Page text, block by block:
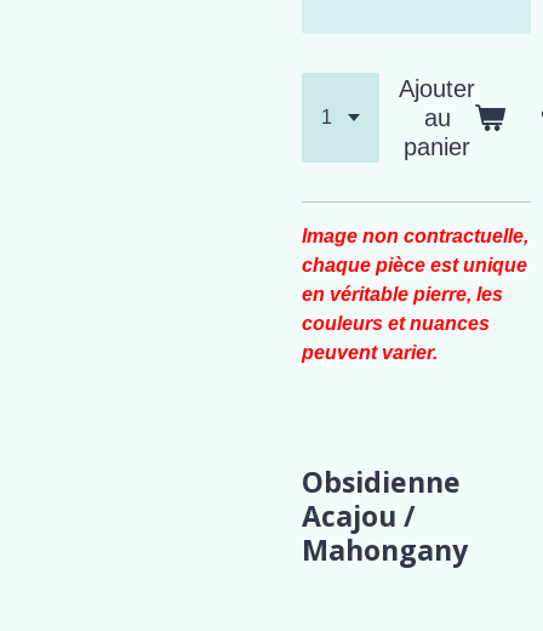
Ajouter
au
panier
Image non contractuelle,
chaque pièce est unique
en véritable pierre, les
couleurs et nuances
peuvent varier.
Obsidienne
Acajou /
Mahongany